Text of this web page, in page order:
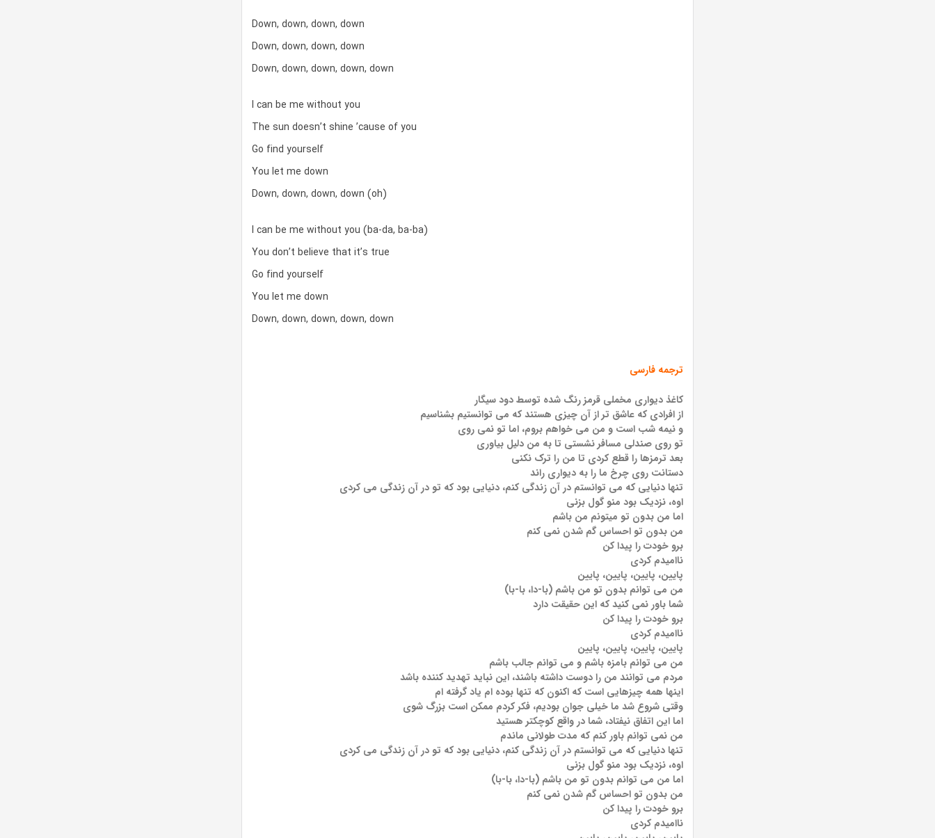
Down, down, down, down
Down, down, down, down
Down, down, down, down, down
I can be me without you
The sun doesn’t shine ’cause of you
Go find yourself
You let me down
Down, down, down, down (oh)
I can be me without you (ba-da, ba-ba)
You don’t believe that it’s true
Go find yourself
You let me down
Down, down, down, down, down
ترجمه فارسی
کاغذ دیواری مخملی قرمز رنگ شده توسط دود سیگار
از افرادی که عاشق تر از آن چیزی هستند که می توانستیم بشناسیم
و نیمه شب است و من می خواهم بروم، اما تو نمی روی
تو روی صندلی مسافر نشستی تا به من دلیل بیاوری
بعد ترمزها را قطع کردی تا من را ترک نکنی
دستانت روی چرخ ما را به دیواری راند
تنها دنیایی که می توانستم در آن زندگی کنم، دنیایی بود که تو در آن زندگی می کردی
اوه، نزدیک بود منو گول بزنی
اما من بدون تو میتونم من باشم
من بدون تو احساس گم شدن نمی کنم
برو خودت را پیدا کن
ناامیدم کردی
پایین، پایین، پایین، پایین
من می توانم بدون تو من باشم (با-دا، با-با)
شما باور نمی کنید که این حقیقت دارد
برو خودت را پیدا کن
ناامیدم کردی
پایین، پایین، پایین، پایین
من می توانم بامزه باشم و می توانم جالب باشم
مردم می توانند من را دوست داشته باشند، این نباید تهدید کننده باشد
اینها همه چیزهایی است که اکنون که تنها بوده ام یاد گرفته ام
وقتی شروع شد ما خیلی جوان بودیم، فکر کردم ممکن است بزرگ شوی
اما این اتفاق نیفتاد، شما در واقع کوچکتر هستید
من نمی توانم باور کنم که مدت طولانی ماندم
تنها دنیایی که می توانستم در آن زندگی کنم، دنیایی بود که تو در آن زندگی می کردی
اوه، نزدیک بود منو گول بزنی
اما من می توانم بدون تو من باشم (با-دا، با-با)
من بدون تو احساس گم شدن نمی کنم
برو خودت را پیدا کن
ناامیدم کردی